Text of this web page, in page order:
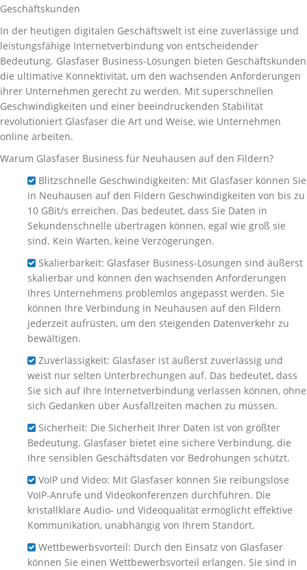
Geschäftskunden
In der heutigen digitalen Geschäftswelt ist eine zuverlässige und
leistungsfähige Internetverbindung von entscheidender
Bedeutung. Glasfaser Business-Lösungen bieten Geschäftskunden
die ultimative Konnektivität, um den wachsenden Anforderungen
ihrer Unternehmen gerecht zu werden. Mit superschnellen
Geschwindigkeiten und einer beeindruckenden Stabilität
revolutioniert Glasfaser die Art und Weise, wie Unternehmen
online arbeiten.
Warum Glasfaser Business für Neuhausen auf den Fildern?
Blitzschnelle Geschwindigkeiten: Mit Glasfaser können Sie
in Neuhausen auf den Fildern Geschwindigkeiten von bis zu
10 GBit/s erreichen. Das bedeutet, dass Sie Daten in
Sekundenschnelle übertragen können, egal wie groß sie
sind. Kein Warten, keine Verzögerungen.
Skalierbarkeit: Glasfaser Business-Lösungen sind äußerst
skalierbar und können den wachsenden Anforderungen
Ihres Unternehmens problemlos angepasst werden. Sie
können Ihre Verbindung in Neuhausen auf den Fildern
jederzeit aufrüsten, um den steigenden Datenverkehr zu
bewältigen.
Zuverlässigkeit: Glasfaser ist äußerst zuverlässig und
weist nur selten Unterbrechungen auf. Das bedeutet, dass
Sie sich auf Ihre Internetverbindung verlassen können, ohne
sich Gedanken über Ausfallzeiten machen zu müssen.
Sicherheit: Die Sicherheit Ihrer Daten ist von größter
Bedeutung. Glasfaser bietet eine sichere Verbindung, die
Ihre sensiblen Geschäftsdaten vor Bedrohungen schützt.
VoIP und Video: Mit Glasfaser können Sie reibungslose
VoIP-Anrufe und Videokonferenzen durchführen. Die
kristallklare Audio- und Videoqualität ermöglicht effektive
Kommunikation, unabhängig von Ihrem Standort.
Wettbewerbsvorteil: Durch den Einsatz von Glasfaser
können Sie einen Wettbewerbsvorteil erlangen. Sie sind in